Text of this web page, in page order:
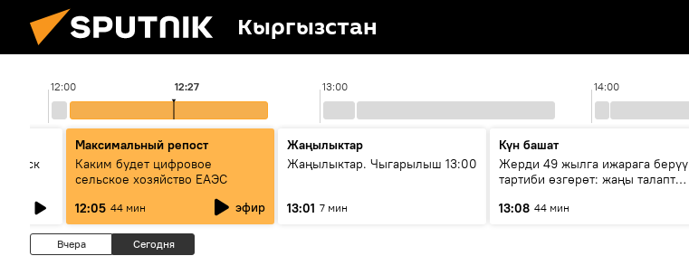
Кыргызстан
12:00 13:00 14:00
12:27
Максимальный репост
Каким будет цифровое
сельское хозяйство ЕАЭС
12:05 44 мин эфир
Жаңылыктар
Жаңылыктар. Чыгарылыш 13:00
13:01 7 мин
Күн башат
Жерди 49 жылга ижарага берүү
тартиби өзгөрөт: жаңы талаптар
13:08 44 мин
Вчера Сегодня